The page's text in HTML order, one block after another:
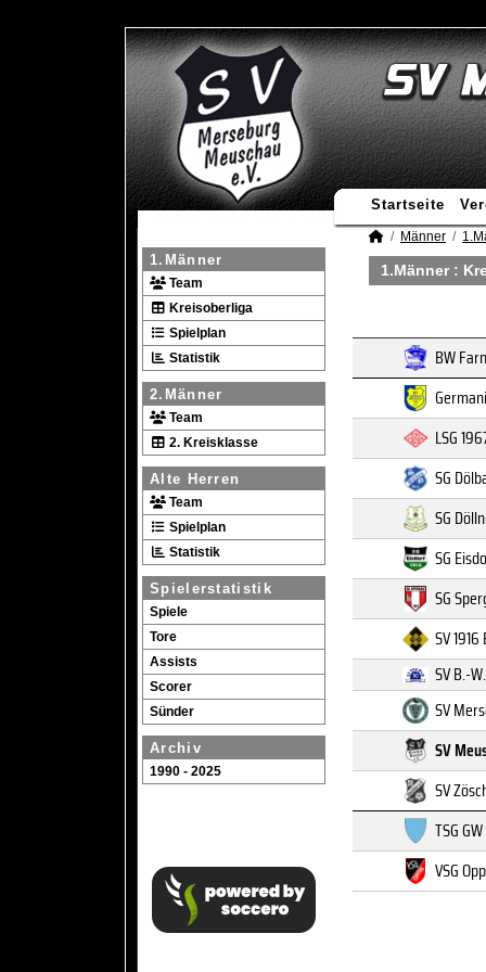
Startseite
1.Männer
Team
Kreisoberliga
Spielplan
Statistik
2.Männer
Team
2. Kreisklasse
Alte Herren
Team
Spielplan
Statistik
Spielerstatistik
Spiele
Tore
Assists
Scorer
Sünder
Archiv
1990 - 2025
Männer
1.Männer :
BW
LSG
SG
SG
SG
SG
SV
SV B.-
SV
SV
SV
TSG
VSG